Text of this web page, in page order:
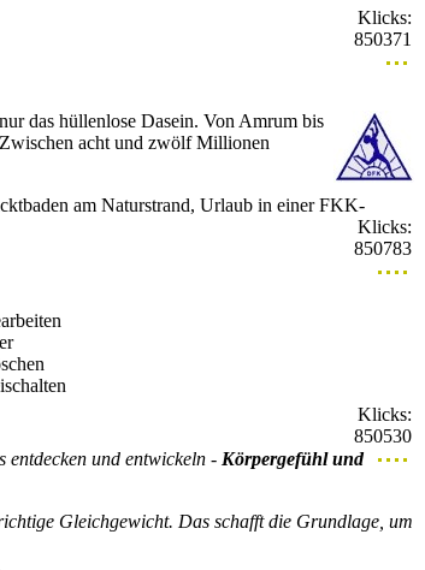
Klicks:
850371
Klicks:
850783
Klicks:
850530
das hüllenlose Dasein. Von Amrum bis
acht und zwölf Millionen
am Naturstrand, Urlaub in einer FKK-
und entwickeln - Körpergefühl und
Gleichgewicht. Das schafft die Grundlage, um